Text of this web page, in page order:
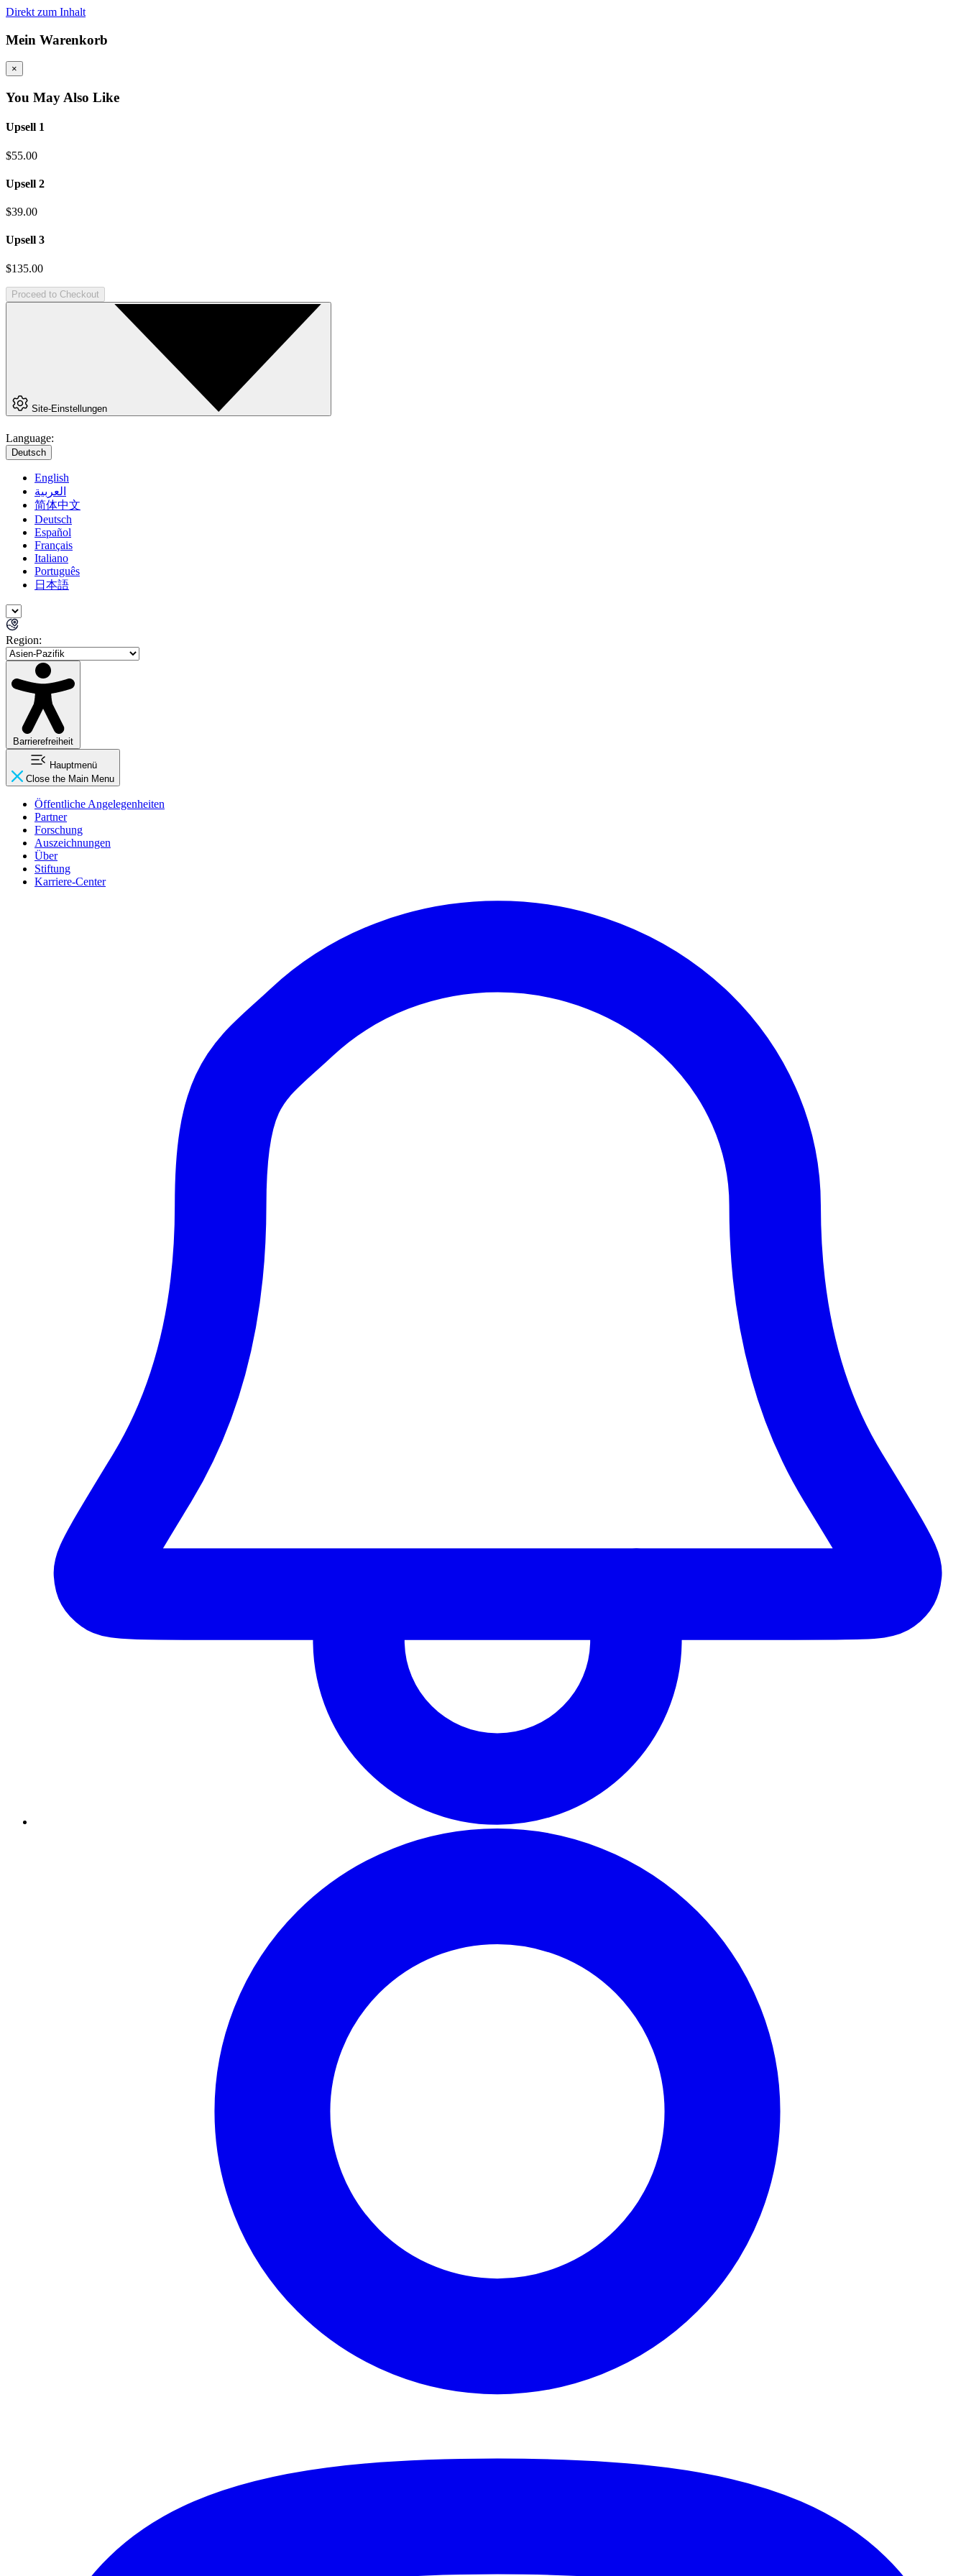
Direkt zum Inhalt
Mein Warenkorb
×
You May Also Like
Upsell 1
$55.00
Upsell 2
$39.00
Upsell 3
$135.00
Proceed to Checkout
Site-Einstellungen
Language:
Deutsch
English
العربية
简体中文
Deutsch
Español
Français
Italiano
Português
日本語
Region:
Barrierefreiheit
Hauptmenü
Close the Main Menu
Öffentliche Angelegenheiten
Partner
Forschung
Auszeichnungen
Über
Stiftung
Karriere-Center